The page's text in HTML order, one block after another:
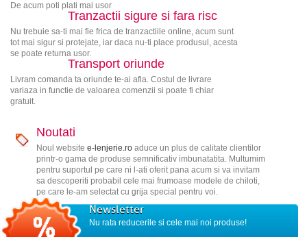
De acum poti plati mai usor
Tranzactii sigure si fara risc
Nu trebuie sa-ti mai fie frica de tranzactiile online, acum sunt
tot mai sigur si protejate, iar daca nu-ti place produsul, acesta
se poate returna usor.
Transport oriunde
Livram comanda ta oriunde te-ai afla. Costul de livrare
variaza in functie de valoarea comenzii si poate fi chiar
gratuit.
Noutati
Noul website e-lenjerie.roaduce un plus de calitate clientilor
printr-o gama de produse semnificativ imbunatatita. Multumim
pentru suportul pe care ni l-ati oferit pana acum si va invitam
sa descoperiti probabil cele mai frumoase modele de chiloti,
pe care le-am selectat cu grija special pentru voi.
Newsletter
Nu rata reducerile si cele mai noi produse!